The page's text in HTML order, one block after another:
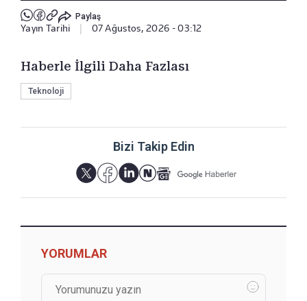
Paylaş
Yayın Tarihi 07 Ağustos, 2026 - 03:12
Haberle İlgili Daha Fazlası
Teknoloji
Bizi Takip Edin
YORUMLAR